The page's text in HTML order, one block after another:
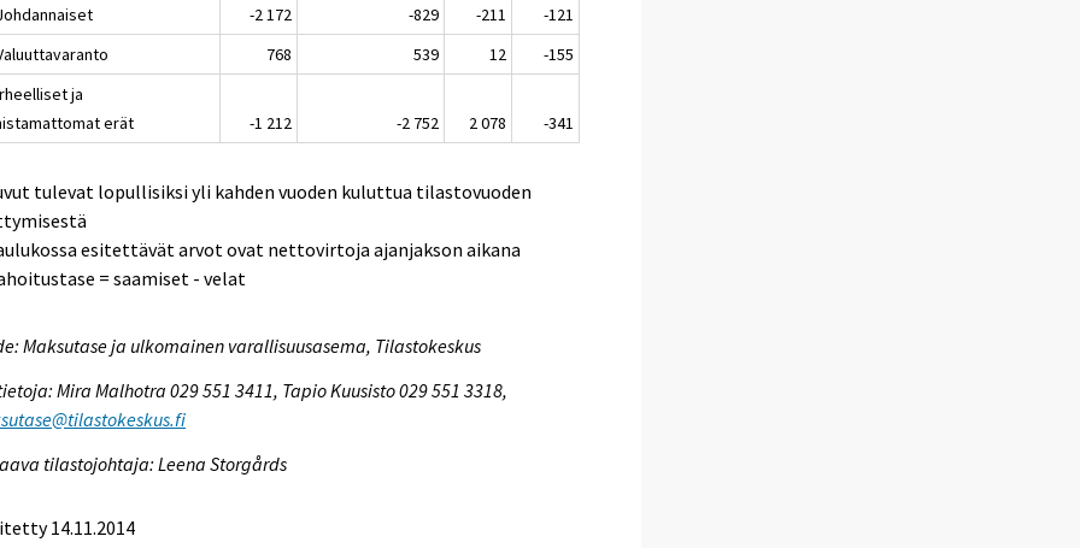
-2 172 -829 -211
-121
768 539 12
-155
ja
erät
-1 212 -2 752 2 078 -341
tulevat lopullisiksi yli kahden vuoden kuluttua tilastovuoden
esitettävät arvot ovat nettovirtoja ajanjakson aikana
= saamiset - velat
Maksutase ja ulkomainen varallisuusasema, Tilastokeskus
Mira Malhotra 029 551 3411, Tapio Kuusisto 029 551 3318,
tilastojohtaja: Leena Storgårds
14.11.2014